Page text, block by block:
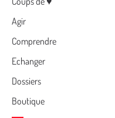
Menu
Agir
Comprendre
Echanger
Dossiers
Boutique